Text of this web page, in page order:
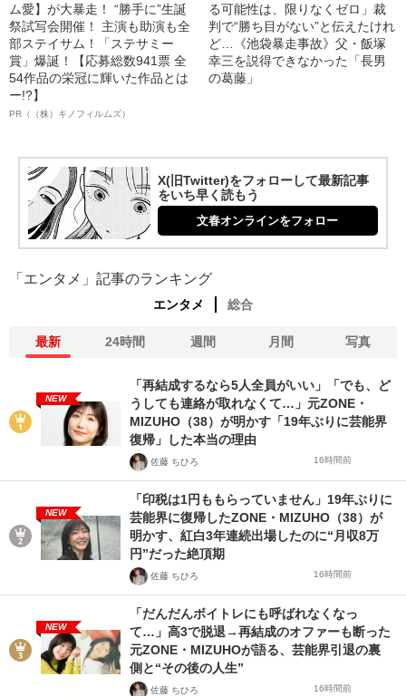
ム愛】が大暴走！ “勝手に”生誕
祭試写会開催！ 主演も助演も全
部ステイサム！「ステサミー
賞」爆誕！【応募総数941票 全
54作品の栄冠に輝いた作品とは
ー!?】
PR（（株）キノフィルムズ）
る可能性は、限りなくゼロ」裁
判で“勝ち目がない”と伝えたけれ
ど…《池袋暴走事故》父・飯塚
幸三を説得できなかった「長男
の葛藤」
X(旧Twitter)をフォローして最新記事
をいち早く読もう
文春オンラインをフォロー
「エンタメ」記事のランキング
エンタメ 総合
最新 24時間 週間 月間 写真
NEW
「再結成するなら5人全員がいい」「でも、ど
うしても連絡が取れなくて…」元ZONE・
MIZUHO（38）が明かす「19年ぶりに芸能界
復帰」した本当の理由
佐藤 ちひろ 16時間前
NEW
「印税は1円ももらっていません」19年ぶりに
芸能界に復帰したZONE・MIZUHO（38）が
明かす、紅白3年連続出場したのに“月収8万
円”だった絶頂期
佐藤 ちひろ 16時間前
NEW
「だんだんボイトレにも呼ばれなくなっ
て…」高3で脱退→再結成のオファーも断った
元ZONE・MIZUHOが語る、芸能界引退の裏
側と“その後の人生”
佐藤 ちひろ 16時間前